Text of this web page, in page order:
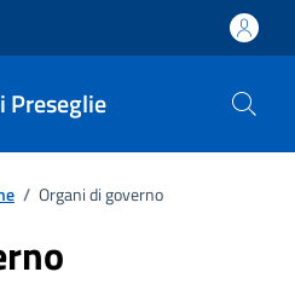
Preseglie
/ Organi di governo